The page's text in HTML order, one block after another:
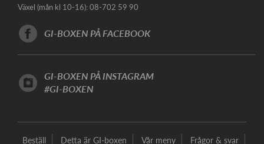
Växel (mån kl 10-16): 08-702 59 90
GI-BOXEN PÅ FACEBOOK
GI-BOXEN PÅ INSTAGRAM
#GI-BOXEN
Beställ Detta är GI-boxen Vår meny Frågor & svar